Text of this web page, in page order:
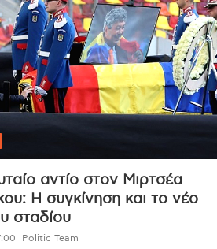
αντίο στον Μιρτσέα
Η συγκίνηση και το νέο
σταδίου
Politic Team